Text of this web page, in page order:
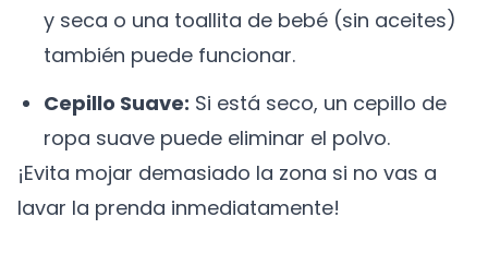
y seca o una toallita de bebé (sin aceites)
también puede funcionar.
Cepillo Suave: Si está seco, un cepillo de
ropa suave puede eliminar el polvo.
¡Evita mojar demasiado la zona si no vas a
lavar la prenda inmediatamente!